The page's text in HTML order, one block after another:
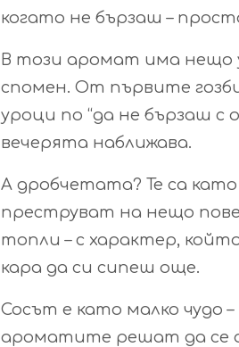
когато не бързаш –
В този аромат има нещо
спомен. От първите
уроци по “да не бързаш с
вечерята наближава.
А дробчетата? Те са
преструват на нещо
топли – с характер,
кара да си сипеш още.
Сосът е като малко чудо
ароматите решат да се